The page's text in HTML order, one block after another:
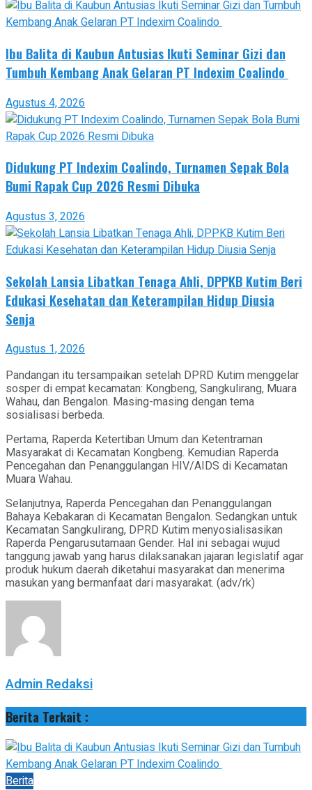
Ibu Balita di Kaubun Antusias Ikuti Seminar Gizi dan
Tumbuh Kembang Anak Gelaran PT Indexim Coalindo
Agustus 4, 2026
Didukung PT Indexim Coalindo, Turnamen Sepak Bola
Bumi Rapak Cup 2026 Resmi Dibuka
Agustus 3, 2026
Sekolah Lansia Libatkan Tenaga Ahli, DPPKB Kutim Beri
Edukasi Kesehatan dan Keterampilan Hidup Diusia
Senja
Agustus 1, 2026
Pandangan itu tersampaikan setelah DPRD Kutim menggelar
sosper di empat kecamatan: Kongbeng, Sangkulirang, Muara
Wahau, dan Bengalon. Masing-masing dengan tema
sosialisasi berbeda.
Pertama, Raperda Ketertiban Umum dan Ketentraman
Masyarakat di Kecamatan Kongbeng. Kemudian Raperda
Pencegahan dan Penanggulangan HIV/AIDS di Kecamatan
Muara Wahau.
Selanjutnya, Raperda Pencegahan dan Penanggulangan
Bahaya Kebakaran di Kecamatan Bengalon. Sedangkan untuk
Kecamatan Sangkulirang, DPRD Kutim menyosialisasikan
Raperda Pengarusutamaan Gender. Hal ini sebagai wujud
tanggung jawab yang harus dilaksanakan jajaran legislatif agar
produk hukum daerah diketahui masyarakat dan menerima
masukan yang bermanfaat dari masyarakat. (adv/rk)
Admin Redaksi
Berita Terkait :
Berita